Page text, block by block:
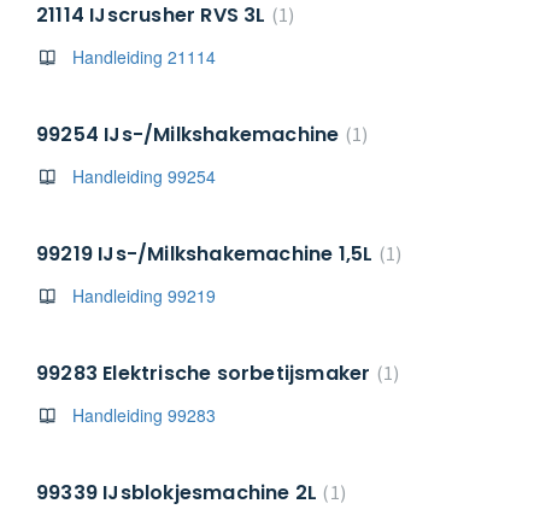
21114 IJscrusher RVS 3L
1
Handleiding 21114
99254 IJs-/Milkshakemachine 1
Handleiding 99254
99219 IJs-/Milkshakemachine 1,5L
1
Handleiding 99219
99283 Elektrische sorbetijsmaker
1
Handleiding 99283
99339 IJsblokjesmachine 2L
1